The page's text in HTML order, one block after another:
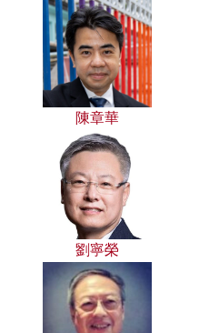
陳章華
劉寧榮